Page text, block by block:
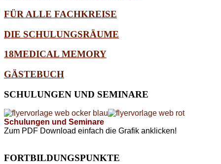
FÜR ALLE FACHKREISE
DIE SCHULUNGSRÄUME
18MEDICAL MEMORY
GÄSTEBUCH
SCHULUNGEN UND SEMINARE
Schulungen und Seminare
Zum PDF Download einfach die Grafik anklicken!
FORTBILDUNGSPUNKTE